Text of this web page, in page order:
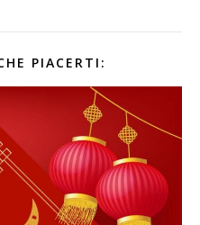
PIACERTI: